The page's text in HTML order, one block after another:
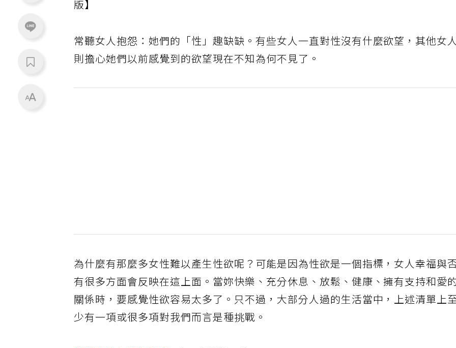
版】
常聽女人抱怨：她們的「性」趣缺缺。有些女人一直對性沒有什麼欲望，其他女
則擔心她們以前感覺到的欲望現在不知為何不見了。
為什麼有那麼多女性難以產生性欲呢？可能是因為性欲是一個指標，女人幸福與
有很多方面會反映在這上面。當妳快樂、充分休息、放鬆、健康、擁有支持和愛
關係時，要感覺性欲容易太多了。只不過，大部分人過的生活當中，上述清單上
少有一項或很多項對我們而言是種挑戰。